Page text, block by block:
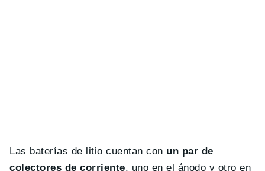
Las baterías de litio cuentan con un par de
colectores de corriente, uno en el ánodo y otro en